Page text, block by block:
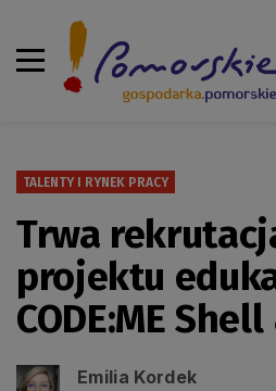
TALENTY I RYNEK PRACY
Trwa
projektu
CODE:ME
Emilia Kordek